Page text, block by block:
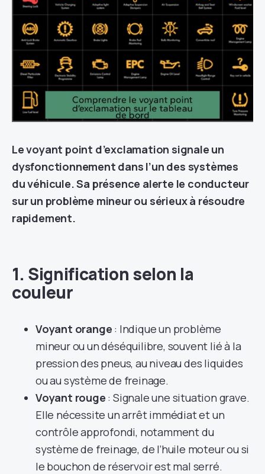
Le voyant point d’exclamation signale un
dysfonctionnement dans l’un des systèmes
du véhicule. Sa présence alerte le conducteur
sur un problème mineur ou sérieux à résoudre
rapidement.
1. Signification selon la
couleur
Voyant orange : Indique un problème
mineur ou un déséquilibre, souvent lié à la
pression des pneus, au niveau des liquides
ou au système de freinage.
Voyant rouge : Signale une situation grave.
Elle nécessite un arrêt immédiat et un
contrôle approfondi, notamment du
système de freinage, de l’huile moteur ou si
le bouchon de réservoir est mal serré.